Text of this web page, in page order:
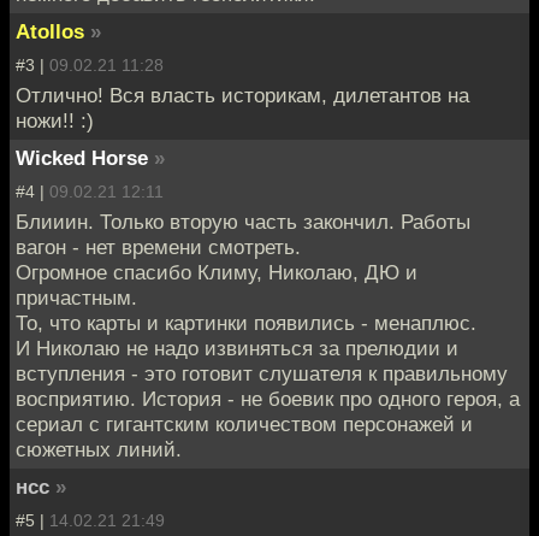
Atollos »
#3 | 09.02.21 11:28
Отлично! Вся власть историкам, дилетантов на
ножи!! :)
Wicked Horse »
#4 | 09.02.21 12:11
Блииин. Только вторую часть закончил. Работы
вагон - нет времени смотреть.
Огромное спасибо Климу, Николаю, ДЮ и
причастным.
То, что карты и картинки появились - менаплюс.
И Николаю не надо извиняться за прелюдии и
вступления - это готовит слушателя к правильному
восприятию. История - не боевик про одного героя, а
сериал с гигантским количеством персонажей и
сюжетных линий.
нсс »
#5 | 14.02.21 21:49